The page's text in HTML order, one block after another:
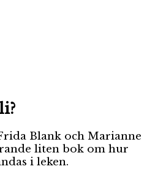
Blank och Marianne
liten bok om hur
i leken.